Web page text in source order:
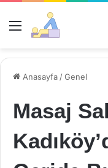
Menü
Anasayfa /Genel
Masaj